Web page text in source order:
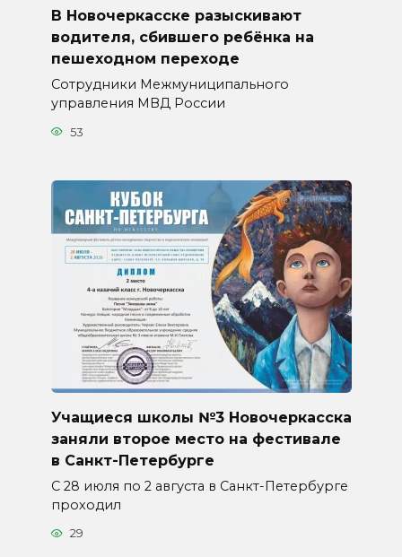
В Новочеркасске разыскивают
водителя, сбившего ребёнка на
пешеходном переходе
Сотрудники Межмуниципального
управления МВД России
53
Учащиеся школы №3 Новочеркасска
заняли второе место на фестивале
в Санкт-Петербурге
С 28 июля по 2 августа в Санкт-Петербурге
проходил
29